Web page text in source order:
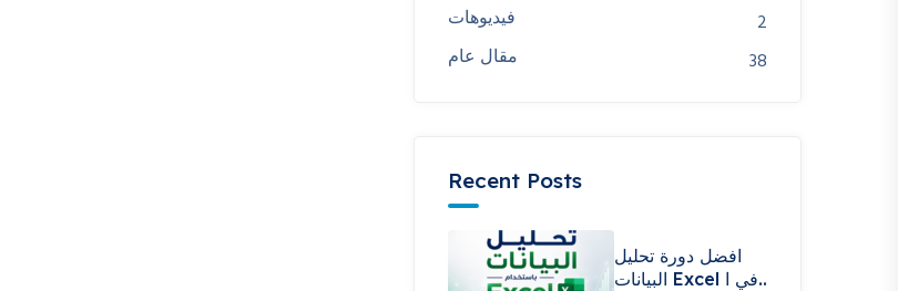
فيديوهات
2
مقال عام
38
Recent Posts
افضل دورة تحليل
البيانات Excel في ا..